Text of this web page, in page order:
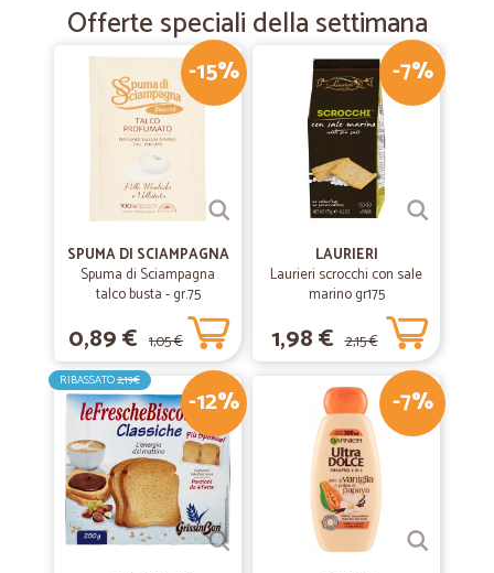
Offerte speciali della settimana
-15%
SPUMA DI SCIAMPAGNA
Spuma di Sciampagna
talco busta - gr.75
0,89 € 1,05 €
-7%
LAURIERI
Laurieri scrocchi con sale
marino gr175
1,98 € 2,15 €
-12%
RIBASSATO2,19€
-7%